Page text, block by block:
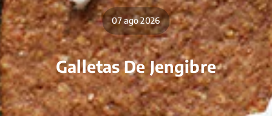
07 ago 2026
Galletas De Jengibre